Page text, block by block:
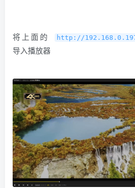
将上面的 http://
导入播放器